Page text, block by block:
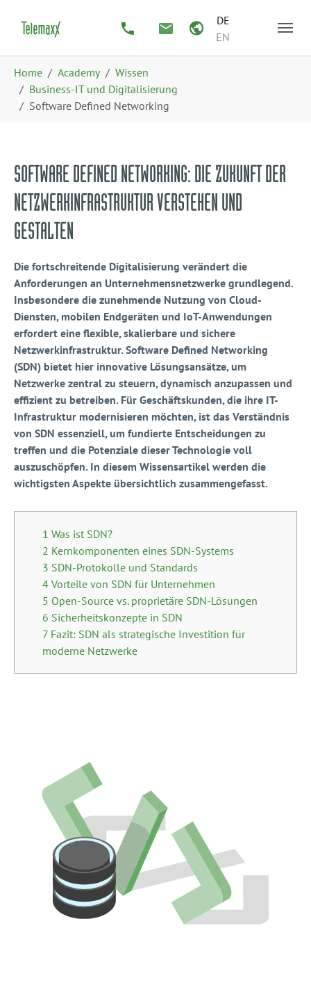
DE
EN
Home Academy
Wissen
Business-IT und Digitalisierung
Software Defined Networking
SOFTWARE DEFINED NETWORKING: DIE ZUKUNFT DER
NETZWERKINFRASTRUKTUR VERSTEHEN UND
GESTALTEN
Die fortschreitende Digitalisierung verändert die
Anforderungen an Unternehmensnetzwerke grundlegend.
Insbesondere die zunehmende Nutzung von Cloud-
Diensten, mobilen Endgeräten und IoT-Anwendungen
erfordert eine flexible, skalierbare und sichere
Netzwerkinfrastruktur. Software Defined Networking
(SDN) bietet hier innovative Lösungsansätze, um
Netzwerke zentral zu steuern, dynamisch anzupassen und
effizient zu betreiben. Für Geschäftskunden, die ihre IT-
Infrastruktur modernisieren möchten, ist das Verständnis
von SDN essenziell, um fundierte Entscheidungen zu
treffen und die Potenziale dieser Technologie voll
auszuschöpfen. In diesem Wissensartikel werden die
wichtigsten Aspekte übersichtlich zusammengefasst.
1 Was ist SDN?
2 Kernkomponenten eines SDN-Systems
3 SDN-Protokolle und Standards
4 Vorteile von SDN für Unternehmen
5 Open-Source vs. proprietäre SDN-Lösungen
6 Sicherheitskonzepte in SDN
7 Fazit: SDN als strategische Investition für
moderne Netzwerke